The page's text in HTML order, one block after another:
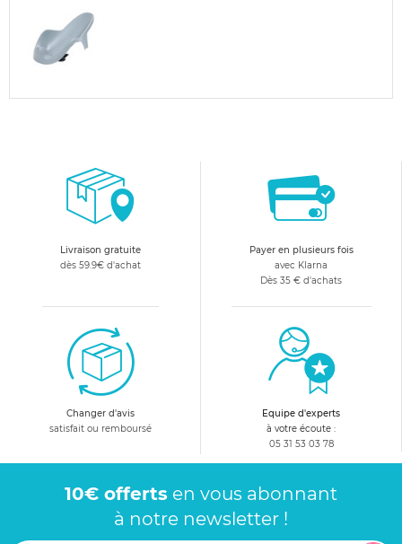
Livraison gratuite
dès 59.9€ d'achat
Payer en plusieurs fois
avec Klarna
Dès 35 € d'achats
Changer d'avis
satisfait ou remboursé
Equipe d'experts
à votre écoute :
05 31 53 03 78
10€ offerts en vous abonnant
à notre newsletter !